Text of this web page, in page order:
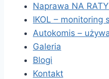
Naprawa NA
IKOL – monitoring
Autokomis –
Galeria
Blogi
Kontakt